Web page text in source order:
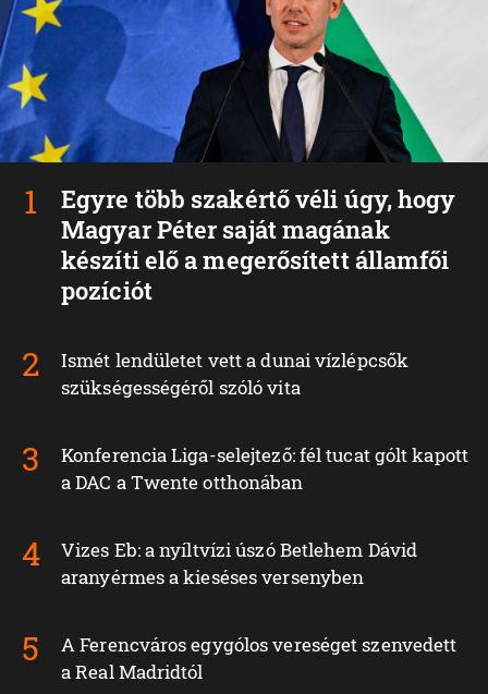
Egyre több szakértő véli úgy, hogy
Magyar Péter saját magának
készíti elő a megerősített államfői
pozíciót
Ismét lendületet vett a dunai vízlépcsők
szükségességéről szóló vita
Konferencia Liga-selejtező: fél tucat gólt kapott
a DAC a Twente otthonában
Vizes Eb: a nyíltvízi úszó Betlehem Dávid
aranyérmes a kieséses versenyben
A Ferencváros egygólos vereséget szenvedett
a Real Madridtól